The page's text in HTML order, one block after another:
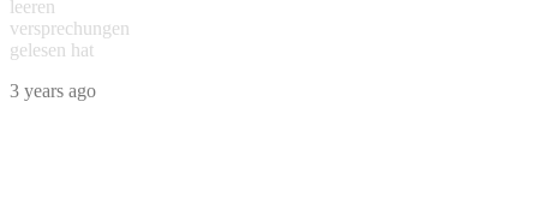
leeren
versprechungen
gelesen hat
3 years ago